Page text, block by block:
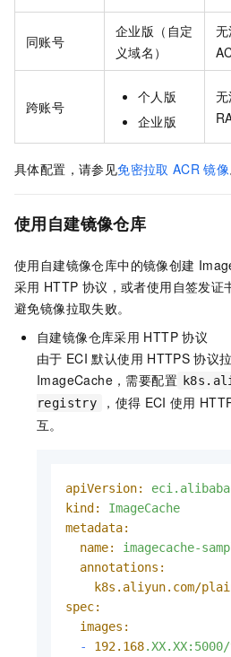
同账号
企业版（自定
义域名）
跨账号
个人版
企业版
具体配置，请参见免密拉取 ACR 镜像
使用自建镜像仓库
使用自建镜像仓库中的镜像创建
采用 HTTP 协议，或者使用自签发证
避免镜像拉取失败。
自建镜像仓库采用 HTTP 协议
由于 ECI 默认使用 HTTPS 协议
ImageCache，需要配置
registry
，使得 ECI 使用
互。
apiVersion:
kind:
ImageCache
metadata:
name:
imagecache-
annotations:
k8s.aliyun.com/
spec:
images:
-
192.168